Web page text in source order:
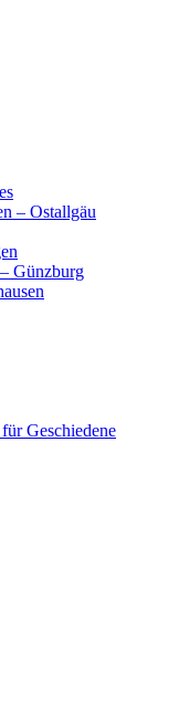
– Ostallgäu
Günzburg
Geschiedene